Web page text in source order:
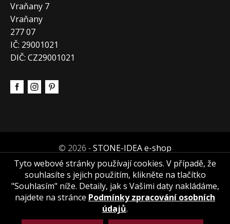
Vraňany 7
Vraňany
277 07
IČ: 29001021
DIČ: CZ29001021
© 2026 -STONE-IDEA e-shop
Tyto webové stránky používají cookies. V případě, že
souhlasíte s jejich použitím, klikněte na tlačítko
"Souhlasím" níže. Detaily, jak s Vašimi daty nakládáme,
najdete na stránce Podmínky zpracování osobních
údajů.